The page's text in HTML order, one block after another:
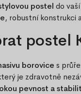
postel do
, robustní konstrukci
postel
borovice s
je zdravotně
pevnost a